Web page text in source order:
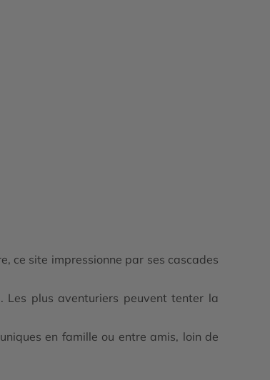
ce site impressionne par ses cascades
Les plus aventuriers peuvent tenter la
en famille ou entre amis, loin de